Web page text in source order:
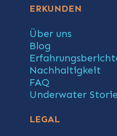
ERKUNDEN
Über uns
Blog
Nachhaltigkeit
FAQ
Underwater
LEGAL